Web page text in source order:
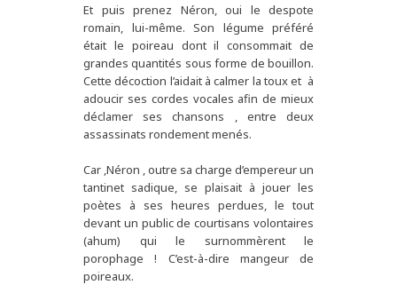
Et puis prenez Néron, oui le despote
romain, lui-même. Son légume préféré
était le poireau dont il consommait de
grandes quantités sous forme de bouillon.
Cette décoction l’aidait à calmer la toux et à
adoucir ses cordes vocales afin de mieux
déclamer ses chansons , entre deux
assassinats rondement menés.
Car ,Néron , outre sa charge d’empereur un
tantinet sadique, se plaisait à jouer les
poètes à ses heures perdues, le tout
devant un public de courtisans volontaires
(ahum) qui le surnommèrent le
porophage ! C’est-à-dire mangeur de
poireaux.